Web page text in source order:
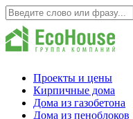
Проекты и цены
Кирпичные дома
Дома из газобетона
Дома из пеноблоков